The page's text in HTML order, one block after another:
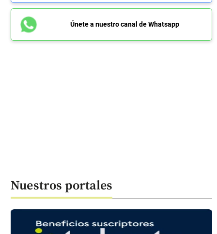
Únete a nuestro canal de Whatsapp
Nuestros portales